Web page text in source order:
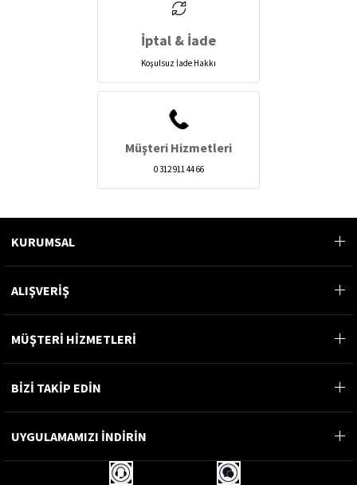
İptal & İade
Koşulsuz İade Hakkı
Müşteri Hizmetleri
0 312 911 44 66
KURUMSAL
ALIŞVERİŞ
MÜŞTERİ HİZMETLERİ
BİZİ TAKİP EDİN
UYGULAMAMIZI İNDİRİN